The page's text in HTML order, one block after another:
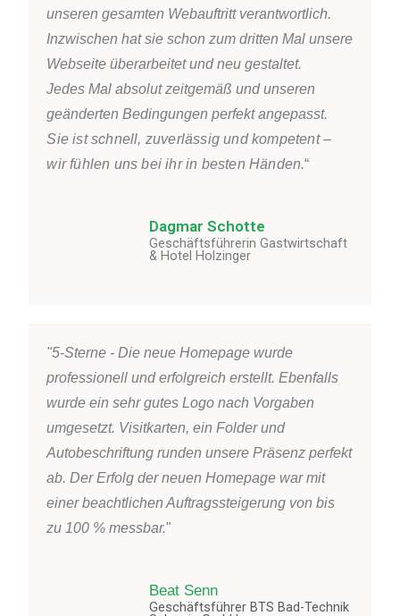
unseren gesamten Webauftritt verantwortlich.
Inzwischen hat sie schon zum dritten Mal unsere
Webseite überarbeitet und neu gestaltet.
Jedes Mal absolut zeitgemäß und unseren
geänderten Bedingungen perfekt angepasst.
Sie ist schnell, zuverlässig und kompetent –
wir fühlen uns bei ihr in besten Händen.“
Dagmar Schotte
Geschäftsführerin Gastwirtschaft
& Hotel Holzinger
"5-Sterne - Die neue Homepage wurde
professionell und erfolgreich erstellt. Ebenfalls
wurde ein sehr gutes Logo nach Vorgaben
umgesetzt. Visitkarten, ein Folder und
Autobeschriftung runden unsere Präsenz perfekt
ab. Der Erfolg der neuen Homepage war mit
einer beachtlichen Auftragssteigerung von bis
zu 100 % messbar."
Beat Senn
Geschäftsführer BTS Bad-Technik